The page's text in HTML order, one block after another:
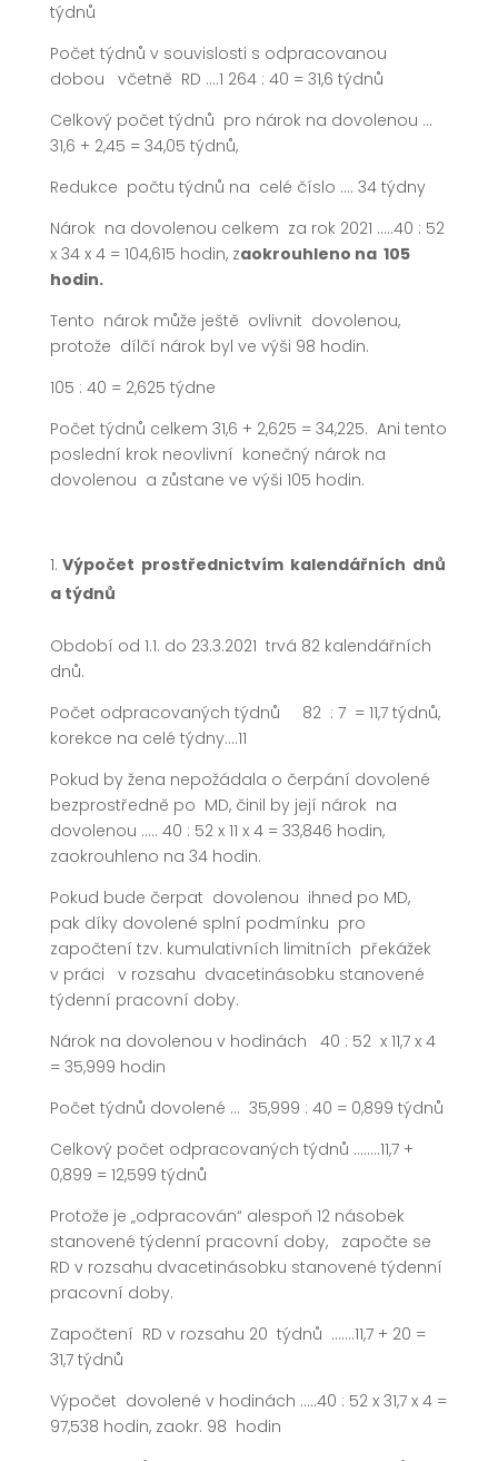
týdnů
Počet týdnů v souvislosti s odpracovanou
dobou včetně RD ….1 264 : 40 = 31,6 týdnů
Celkový počet týdnů pro nárok na dovolenou …
31,6 + 2,45 = 34,05 týdnů,
Redukce počtu týdnů na celé číslo …. 34 týdny
Nárok na dovolenou celkem za rok 2021 …..40 : 52
x 34 x 4 = 104,615 hodin, zaokrouhleno na 105
hodin.
Tento nárok může ještě ovlivnit dovolenou,
protože dílčí nárok byl ve výši 98 hodin.
105 : 40 = 2,625 týdne
Počet týdnů celkem 31,6 + 2,625 = 34,225. Ani tento
poslední krok neovlivní konečný nárok na
dovolenou a zůstane ve výši 105 hodin.
Výpočet prostřednictvím kalendářních dnů
a týdnů
Období od 1.1. do 23.3.2021 trvá 82 kalendářních
dnů.
Počet odpracovaných týdnů 82 : 7 = 11,7 týdnů,
korekce na celé týdny….11
Pokud by žena nepožádala o čerpání dovolené
bezprostředně po MD, činil by její nárok na
dovolenou ….. 40 : 52 x 11 x 4 = 33,846 hodin,
zaokrouhleno na 34 hodin.
Pokud bude čerpat dovolenou ihned po MD,
pak díky dovolené splní podmínku pro
započtení tzv. kumulativních limitních překážek
v práci v rozsahu dvacetinásobku stanovené
týdenní pracovní doby.
Nárok na dovolenou v hodinách 40 : 52 x 11,7 x 4
= 35,999 hodin
Počet týdnů dovolené … 35,999 : 40 = 0,899 týdnů
Celkový počet odpracovaných týdnů ……..11,7 +
0,899 = 12,599 týdnů
Protože je „odpracován“ alespoň 12 násobek
stanovené týdenní pracovní doby, započte se
RD v rozsahu dvacetinásobku stanovené týdenní
pracovní doby.
Započtení RD v rozsahu 20 týdnů …….11,7 + 20 =
31,7 týdnů
Výpočet dovolené v hodinách …..40 : 52 x 31,7 x 4 =
97,538 hodin, zaokr. 98 hodin